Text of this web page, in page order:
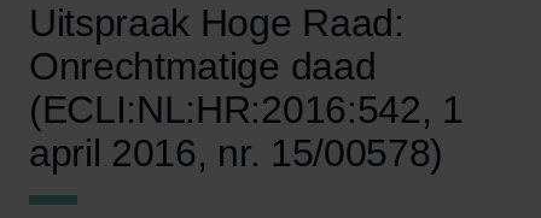
Uitspraak Hoge Raad:
Onrechtmatige daad
(ECLI:NL:HR:2016:542, 1
april 2016, nr. 15/00578)